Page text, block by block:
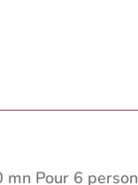
mn Pour 6